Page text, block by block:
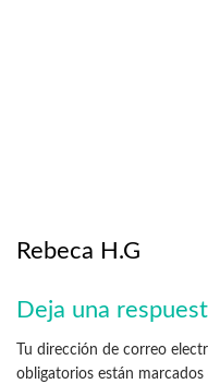
Rebeca H.G
Deja una
Tu dirección de correo
obligatorios están marcados